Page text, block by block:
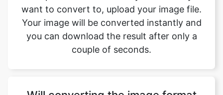
couple of seconds.
Will converting the image format